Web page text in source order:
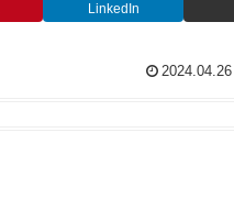
LinkedIn
2024.04.26